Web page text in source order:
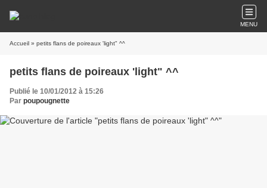
MENU
Accueil » petits flans de poireaux 'light" ^^
petits flans de poireaux 'light" ^^
Publié le 10/01/2012 à 15:26
Par poupougnette